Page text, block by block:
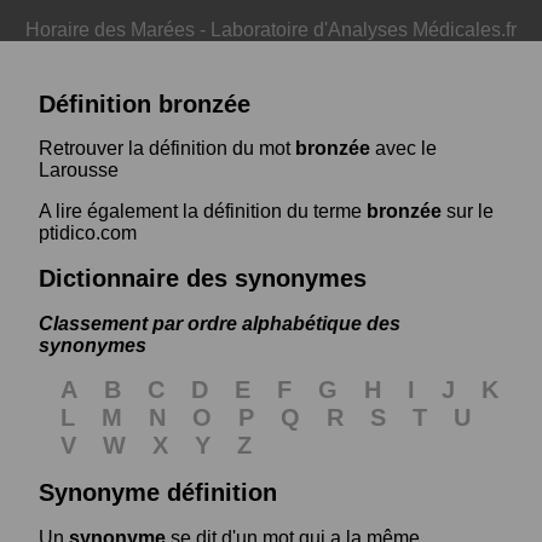
Horaire des Marées - Laboratoire d'Analyses Médicales.fr
Définition bronzée
Retrouver la définition du mot bronzée avec le
Larousse
A lire également la définition du terme bronzée sur le
ptidico.com
Dictionnaire des synonymes
Classement par ordre alphabétique des
synonymes
A B C D E F G H I J
K
L
M N O P Q R S T
U
V
W X Y
Z
Synonyme définition
Un synonyme se dit d'un mot qui a la même